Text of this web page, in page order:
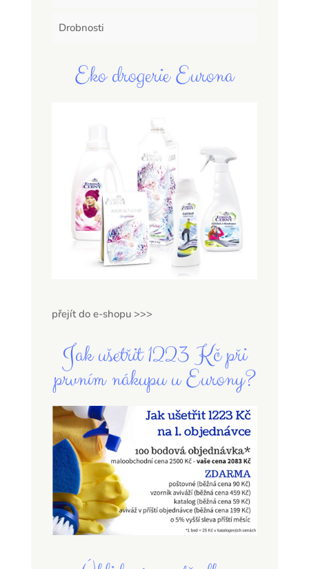
Drobnosti
Eko drogerie Eurona
přejít do e-shopu >>>
Jak ušetřit 1223 Kč při
prvním nákupu u Eurony?